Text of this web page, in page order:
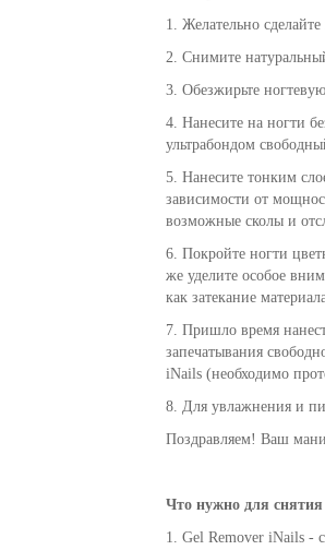
1. Желательно
2. Снимите
3. Обезжирьте
4. Нанесите на ногти
ультрабондом
5. Нанесите тонким
зависимости от
возможные сколы и
6. Покройте ногти
же уделите особое
как затекание
7. Пришло время
запечатывания
iNails (необходимо
8. Для увлажнения и
Поздравляем! Ваш
Что нужно для снятия
1. Gel Remover iNails -